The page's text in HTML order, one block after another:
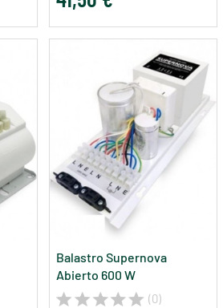
Balastro Supernova
Abierto 600 W
(0)